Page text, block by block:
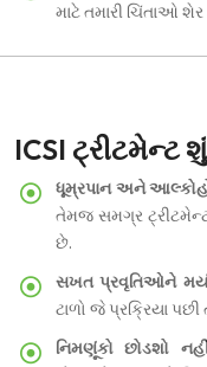
માટે તમારી ચિંતાઓ
ICSI ટ્રીટમેન્ટ
ધૂમ્રપાન અને
તેમજ સમગ્ર
છે.
સખત પ્રવૃતિઓને
ટાળો જે પ્રક્રિયા પછી
નિમણૂંકો છોડશો